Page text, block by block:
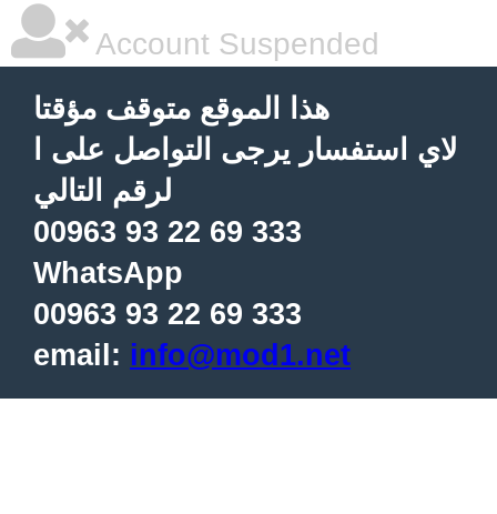
Account Suspended
هذا الموقع متوقف مؤقتا
لاي استفسار يرجى التواصل على ا
لرقم التالي
00963 93 22 69 333
WhatsApp
00963 93 22 69 333
email: info@mod1.net